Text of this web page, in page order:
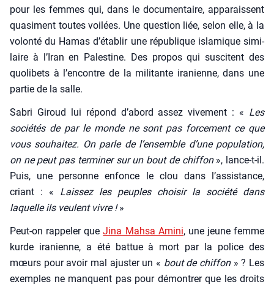
pour les femmes qui, dans le docu­men­taire, appa­raissent
qua­si­ment toutes voi­lées. Une ques­tion liée, selon elle, à la
volon­té du Hamas d’établir une répu­blique isla­mique simi­
laire à l’Iran en Pales­tine. Des pro­pos qui sus­citent des
quo­li­bets à l’encontre de la mili­tante ira­nienne, dans une
par­tie de la salle.
Sabri Giroud lui répond d’abord assez vive­ment : « Les
socié­tés de par le monde ne sont pas for­ce­ment ce que
vous sou­hai­tez. On parle de l’ensemble d’une popu­la­tion,
on ne peut pas ter­mi­ner sur un bout de chif­fon», lance-t-il.
Puis, une per­sonne enfonce le clou dans l’assistance,
criant : « Lais­sez les peuples choi­sir la socié­té dans
laquelle ils veulent vivre !»
Peut-on rap­pe­ler queJina Mah­sa Ami­ni, une jeune femme
kurde ira­nienne, a été bat­tue à mort par la police des
mœurs pour avoir mal ajus­ter un « bout de chif­fon» ? Les
exemples ne manquent pas pour démon­trer que les droits